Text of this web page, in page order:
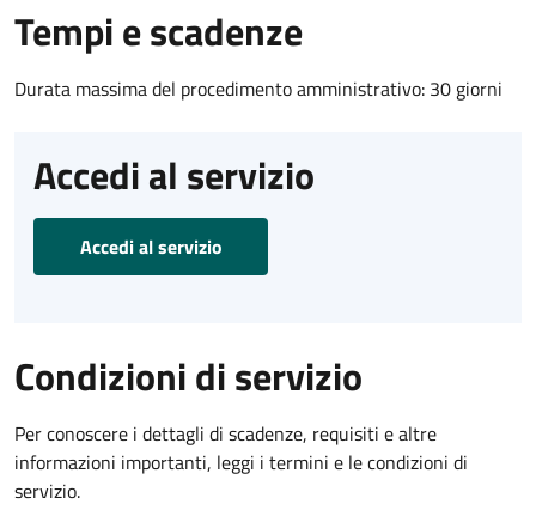
Tempi e scadenze
Durata massima del procedimento amministrativo: 30 giorni
Accedi al servizio
Accedi al servizio
Condizioni di servizio
Per conoscere i dettagli di scadenze, requisiti e altre
informazioni importanti, leggi i termini e le condizioni di
servizio.